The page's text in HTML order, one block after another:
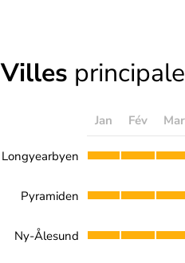
Villes
Jan Fév Mar
Longyearbyen
Pyramiden
Ny-Ålesund